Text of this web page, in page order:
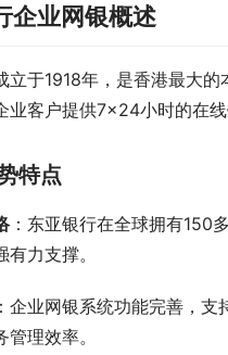
企业网银概述
立于1918年，是香港最大
业客户提供7×24小时的在
特点
：东亚银行在全球拥有150
力支撑。
：企业网银系统功能完善，
理效率。